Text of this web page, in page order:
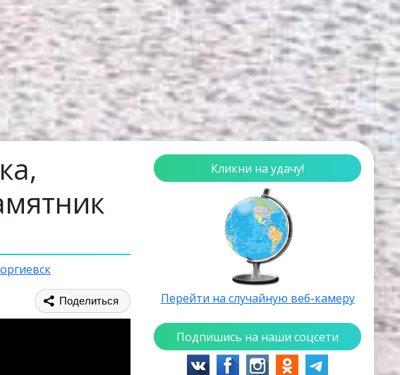
Поделиться
Кликни на удачу!
Перейти на случайную веб-камеру
Подпишись на наши соцсети